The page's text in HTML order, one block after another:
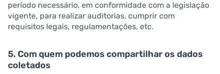
período necessário, em conformidade com a legislação
vigente, para realizar auditorias, cumprir com
requisitos legais, regulamentações, etc.
5. Com quem podemos compartilhar os dados
coletados